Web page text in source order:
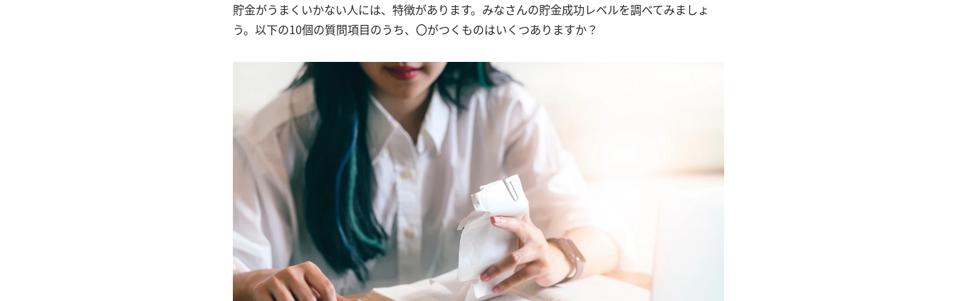
貯金がうまくいかない人には、特徴があります。みなさんの貯金成功レベルを調べてみましょ
う。以下の10個の質問項目のうち、〇がつくものはいくつありますか？